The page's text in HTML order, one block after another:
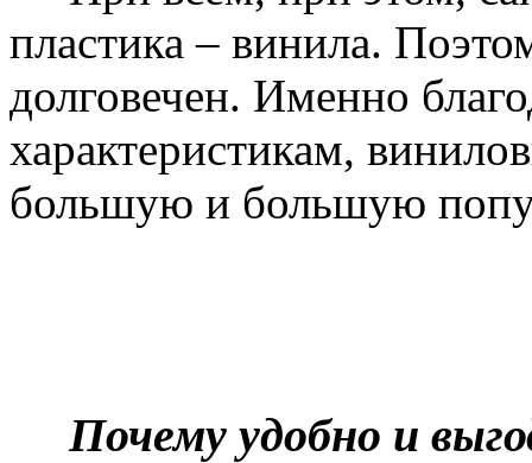
пластика – винила.
долговечен. Именно
характеристикам,
большую и большую
Почему удобно и